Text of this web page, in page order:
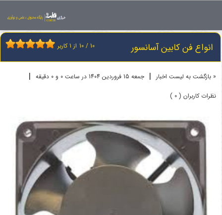
انواع فن کابین آسانسور 10 / 10 از 1کاربر
« بازگشت به لیست اخبار | جمعه 15 فروردين 1404 در ساعت 0 و 0 دقیقه |
نظرات کاربران ( 0 )